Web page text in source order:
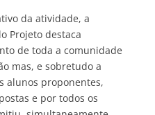
da atividade, a
Projeto destaca
de toda a comunidade
mas, e sobretudo a
alunos proponentes,
e por todos os